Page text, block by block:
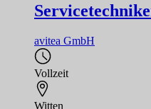
avitea GmbH
Vollzeit
Witten